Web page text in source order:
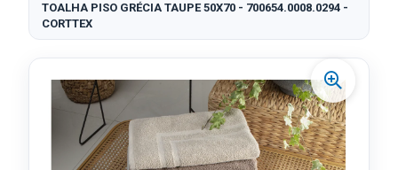
TOALHA PISO GRÉCIA TAUPE 50X70 - 700654.0008.0294 -
CORTTEX